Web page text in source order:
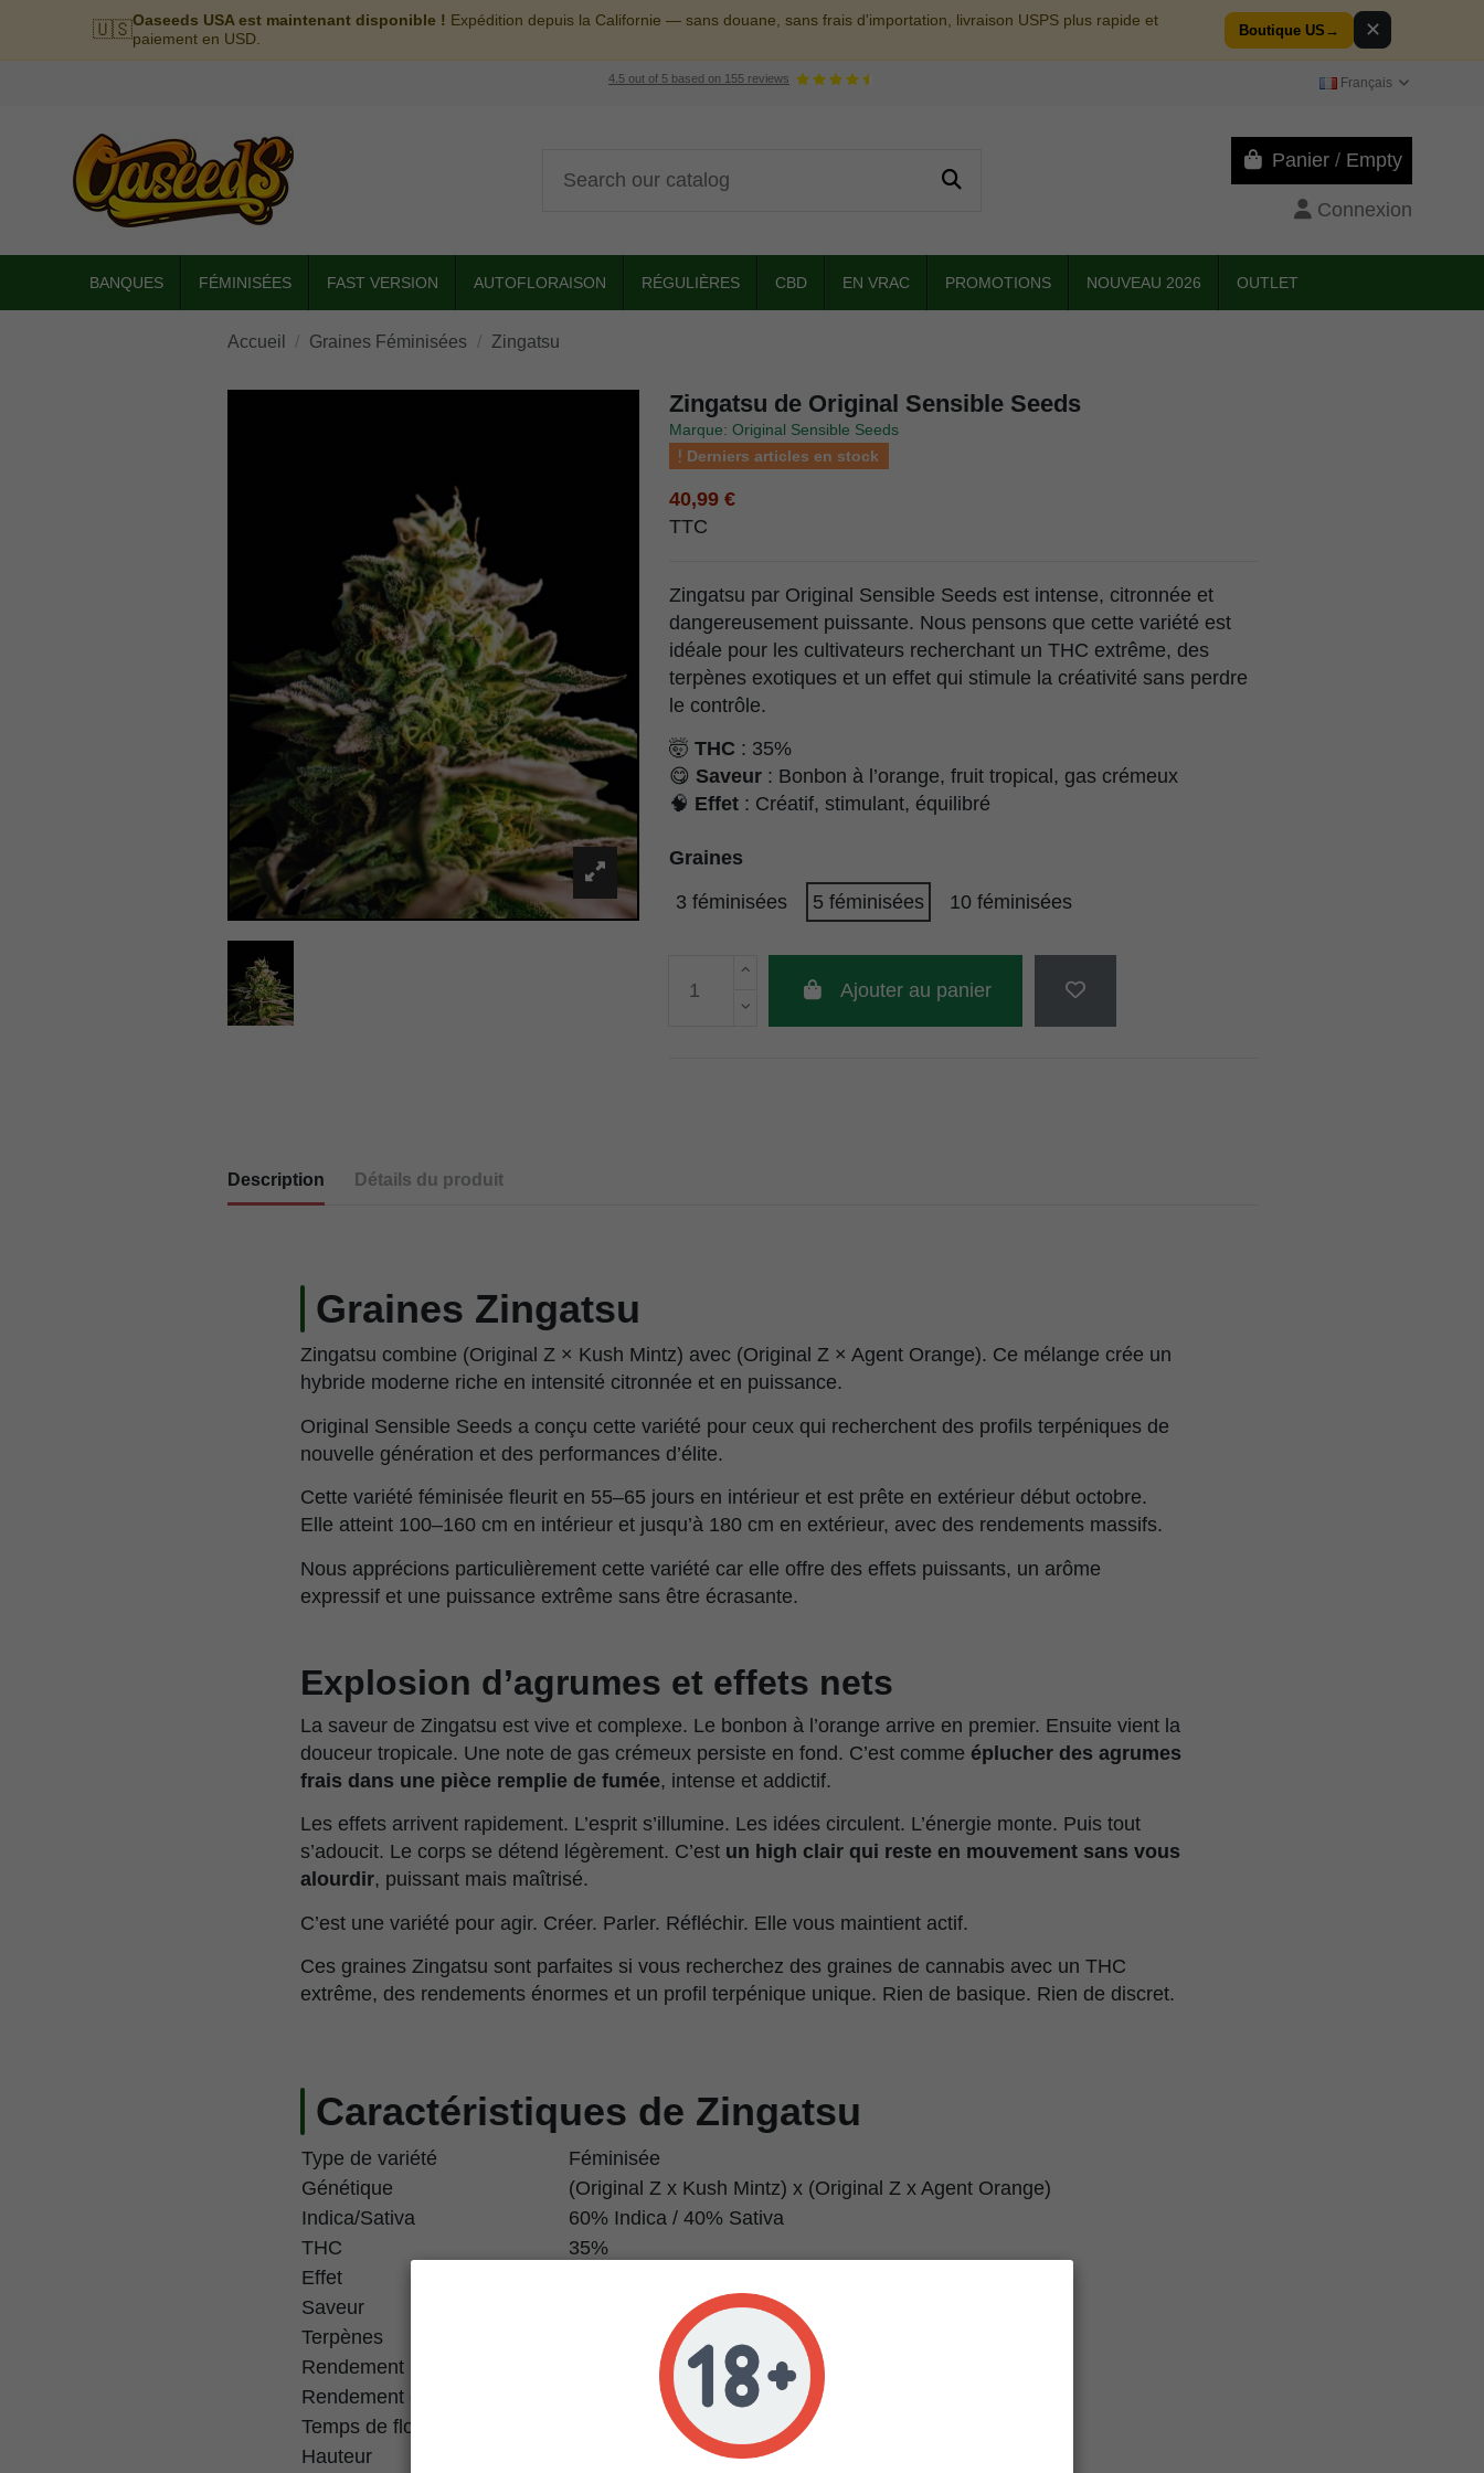
🇺🇸Oaseeds USA est maintenant disponible ! Expédition depuis la Californie — sans douane, sans frais d'importation, livraison USPS plus rapide et
paiement en USD.
Boutique US → ✕
4.5 out of 5 based on 155 reviews Français
Panier / Empty
Connexion
BANQUES FÉMINISÉES FAST VERSION AUTOFLORAISON RÉGULIÈRES CBD EN VRAC PROMOTIONS NOUVEAU 2026 OUTLET
Accueil Graines Féminisées Zingatsu
Zingatsu de Original Sensible Seeds
Marque: Original Sensible Seeds
Derniers articles en stock
40,99 €
TTC
Zingatsu par Original Sensible Seeds est intense, citronnée et
dangereusement puissante. Nous pensons que cette variété est
idéale pour les cultivateurs recherchant un THC extrême, des
terpènes exotiques et un effet qui stimule la créativité sans perdre
le contrôle.
🤯 THC : 35%
😋 Saveur: Bonbon à l’orange, fruit tropical, gas crémeux
🧠 Effet: Créatif, stimulant, équilibré
Graines
3 féminisées
5 féminisées 10 féminisées
Ajouter au panier
Description Détails du produit
Graines Zingatsu
Zingatsu combine (Original Z × Kush Mintz) avec (Original Z × Agent Orange). Ce mélange crée un
hybride moderne riche en intensité citronnée et en puissance.
Original Sensible Seeds a conçu cette variété pour ceux qui recherchent des profils terpéniques de
nouvelle génération et des performances d’élite.
Cette variété féminisée fleurit en 55–65 jours en intérieur et est prête en extérieur début octobre.
Elle atteint 100–160 cm en intérieur et jusqu’à 180 cm en extérieur, avec des rendements massifs.
Nous apprécions particulièrement cette variété car elle offre des effets puissants, un arôme
expressif et une puissance extrême sans être écrasante.
Explosion d’agrumes et effets nets
La saveur de Zingatsu est vive et complexe. Le bonbon à l’orange arrive en premier. Ensuite vient la
douceur tropicale. Une note de gas crémeux persiste en fond. C’est comme éplucher des agrumes
frais dans une pièce remplie de fumée, intense et addictif.
Les effets arrivent rapidement. L’esprit s’illumine. Les idées circulent. L’énergie monte. Puis tout
s’adoucit. Le corps se détend légèrement. C’est un high clair qui reste en mouvement sans vous
alourdir, puissant mais maîtrisé.
C’est une variété pour agir. Créer. Parler. Réfléchir. Elle vous maintient actif.
Ces graines Zingatsu sont parfaites si vous recherchez des graines de cannabis avec un THC
extrême, des rendements énormes et un profil terpénique unique. Rien de basique. Rien de discret.
Caractéristiques de Zingatsu
Type de variété
Féminisée
Génétique
(Original Z x Kush Mintz) x (Original Z x Agent Orange)
Indica/Sativa
60% Indica / 40% Sativa
THC
35%
Effet
Saveur
Bonbon à l’orange, fruit tropical, gas crémeux
Terpènes
Limonène, myrcène, caryophyllène, linalol
Rendement intérieur
Jusqu’à 900 g/m²
Rendement extérieur
Jusqu’à 1500 g/plante
Temps de floraison
55–65 jours
Hauteur
100–160 cm en intérieur, jusqu’à 180 cm en extérieur